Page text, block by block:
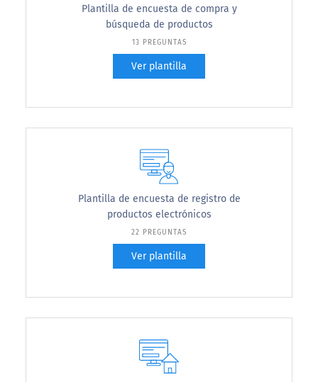
Plantilla de encuesta de compra y
búsqueda de productos
13 PREGUNTAS
Ver plantilla
Plantilla de encuesta de registro de
productos electrónicos
22 PREGUNTAS
Ver plantilla